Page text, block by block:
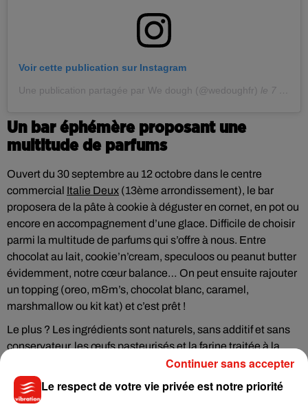
Voir cette publication sur Instagram
Une publication partagée par We dough (@wedoughfr) le 7 Juil. 2019 à 10 :30 PDT
Un bar éphémère proposant une
multitude de parfums
Ouvert du 30 septembre au 12 octobre dans le centre
commercial Italie Deux (13ème arrondissement), le bar
proposera de la pâte à cookie à déguster en cornet, en pot ou
encore en accompagnement d’une glace. Difficile de choisir
parmi la multitude de parfums qui s’offre à nous. Entre
chocolat au lait, cookie’n’cream, speculoos ou peanut butter
évidemment, notre cœur balance… On peut ensuite rajouter
un topping (oreo, m&m’s, chocolat blanc, caramel,
marshmallow ou kit kat) et c’est prêt !
Le plus ? Les ingrédients sont naturels, sans additif et sans
conservateur, les œufs pasteurisés et la farine traitée à la
chaleur. On peut donc savourer ces délices les yeux fermés !
Le respect de votre vie privée est notre priorité
Continuer sans accepter